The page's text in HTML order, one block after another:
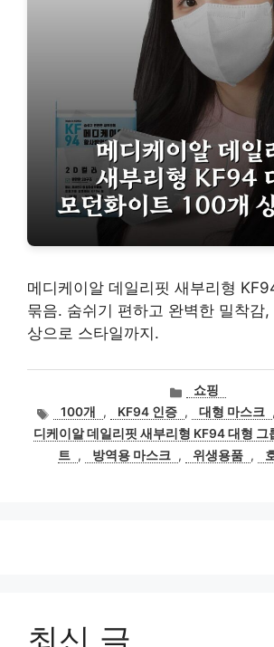
메디케이알 데일리핏 새부리형
묶음. 숨쉬기 편하고 완벽한 밀착감,
상으로 스타일까지.
카
고
리
쇼핑
태
그
100개 , KF94 인증 , 대형 마스크 ,
디케이알 데일리핏 새부리형 KF94 대형 그
트 , 방역용 마스크 , 위생용품 ,
최신 글